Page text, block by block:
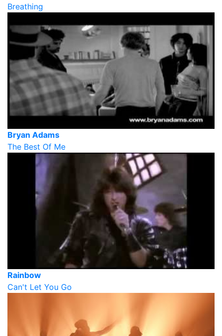
Breathing
Bryan Adams
The Best Of Me
Rainbow
Can't Let You Go